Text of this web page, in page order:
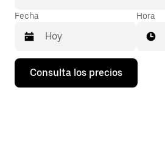
Fecha
Pulsa
flecha
Hora
Consulta los precios